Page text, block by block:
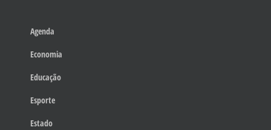
Agenda
Economia
Educação
Esporte
Estado